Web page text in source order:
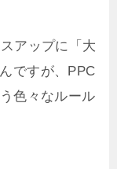
アップに「大
ですが、PPC
色々なルール